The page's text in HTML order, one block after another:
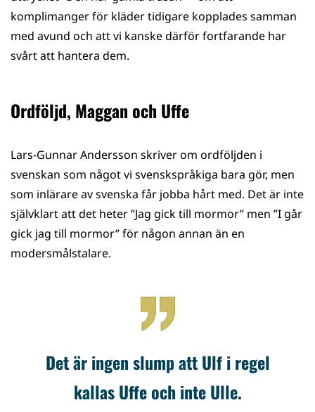
komplimanger för kläder tidigare kopplades samman
med avund och att vi kanske därför fortfarande har
svårt att hantera dem.
Ordföljd, Maggan och Uffe
Lars-Gunnar Andersson skriver om ordföljden i
svenskan som något vi svenskspråkiga bara gör, men
som inlärare av svenska får jobba hårt med. Det är inte
självklart att det heter ”Jag gick till mormor” men ”I går
gick jag till mormor” för någon annan än en
modersmålstalare.
Det är ingen slump att Ulf i regel
kallas Uffe och inte Ulle.